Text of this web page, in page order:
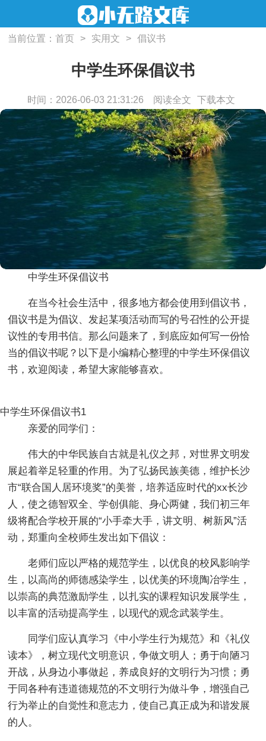
当前位置：首页 > 实用文 > 倡议书
中学生环保倡议书
时间：2026-06-03 21:31:26 阅读全文 下载本文
中学生环保倡议书
在当今社会生活中，很多地方都会使用到倡议书，
倡议书是为倡议、发起某项活动而写的号召性的公开提
议性的专用书信。那么问题来了，到底应如何写一份恰
当的倡议书呢？以下是小编精心整理的中学生环保倡议
书，欢迎阅读，希望大家能够喜欢。
中学生环保倡议书1
亲爱的同学们：
伟大的中华民族自古就是礼仪之邦，对世界文明发
展起着举足轻重的作用。为了弘扬民族美德，维护长沙
市“联合国人居环境奖”的美誉，培养适应时代的xx长沙
人，使之德智双全、学创俱能、身心两健，我们初三年
级将配合学校开展的“小手牵大手，讲文明、树新风”活
动，郑重向全校师生发出如下倡议：
老师们应以严格的规范学生，以优良的校风影响学
生，以高尚的师德感染学生，以优美的环境陶冶学生，
以崇高的典范激励学生，以扎实的课程知识发展学生，
以丰富的活动提高学生，以现代的观念武装学生。
同学们应认真学习《中小学生行为规范》和《礼仪
读本》，树立现代文明意识，争做文明人；勇于向陋习
开战，从身边小事做起，养成良好的文明行为习惯；勇
于同各种有违道德规范的不文明行为做斗争，增强自己
行为举止的自觉性和意志力，使自己真正成为和谐发展
的人。